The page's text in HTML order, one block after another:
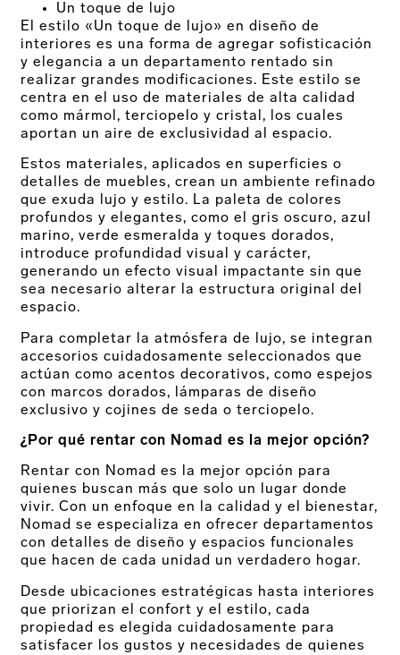
Un toque de lujo
El estilo «Un toque de lujo» en diseño de
interiores es una forma de agregar sofisticación
y elegancia a un departamento rentado sin
realizar grandes modificaciones. Este estilo se
centra en el uso de materiales de alta calidad
como mármol, terciopelo y cristal, los cuales
aportan un aire de exclusividad al espacio.
Estos materiales, aplicados en superficies o
detalles de muebles, crean un ambiente refinado
que exuda lujo y estilo. La paleta de colores
profundos y elegantes, como el gris oscuro, azul
marino, verde esmeralda y toques dorados,
introduce profundidad visual y carácter,
generando un efecto visual impactante sin que
sea necesario alterar la estructura original del
espacio.
Para completar la atmósfera de lujo, se integran
accesorios cuidadosamente seleccionados que
actúan como acentos decorativos, como espejos
con marcos dorados, lámparas de diseño
exclusivo y cojines de seda o terciopelo.
¿Por qué rentar con Nomad es la mejor opción?
Rentar con Nomad es la mejor opción para
quienes buscan más que solo un lugar donde
vivir. Con un enfoque en la calidad y el bienestar,
Nomad se especializa en ofrecer departamentos
con detalles de diseño y espacios funcionales
que hacen de cada unidad un verdadero hogar.
Desde ubicaciones estratégicas hasta interiores
que priorizan el confort y el estilo, cada
propiedad es elegida cuidadosamente para
satisfacer los gustos y necesidades de quienes